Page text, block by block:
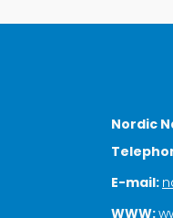
Nordic
E-mail:
WWW: